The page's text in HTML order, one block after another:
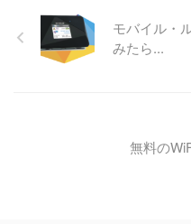
モバイル・
みたら...
無料の